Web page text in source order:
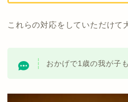
これらの対応をしていただけて
おかげで1歳の我が子